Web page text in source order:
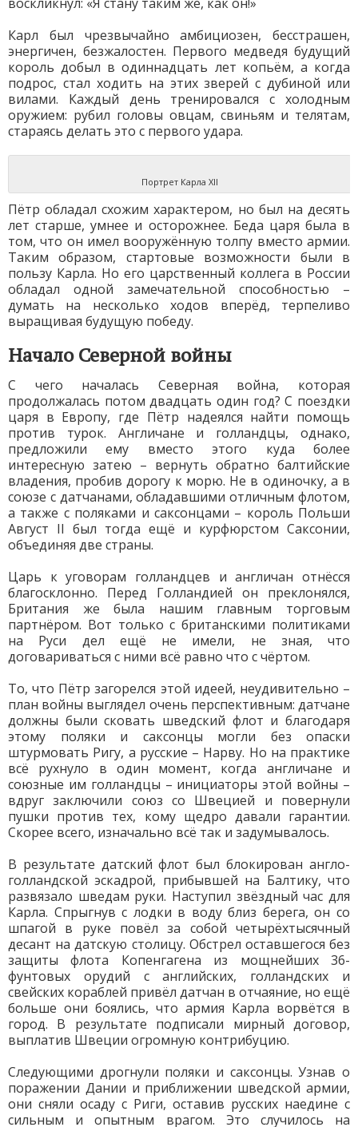
Карл был чрезвычайно амбициозен, бесстрашен,
энергичен, безжалостен. Первого медведя будущий
король добыл в одиннадцать лет копьём, а когда
подрос, стал ходить на этих зверей с дубиной или
вилами. Каждый день тренировался с холодным
оружием: рубил головы овцам, свиньям и телятам,
стараясь делать это с первого удара.
Портрет Карла XII
Пётр обладал схожим характером, но был на десять
лет старше, умнее и осторожнее. Беда царя была в
том, что он имел вооружённую толпу вместо армии.
Таким образом, стартовые возможности были в
пользу Карла. Но его царственный коллега в России
обладал одной замечательной способностью –
думать на несколько ходов вперёд, терпеливо
выращивая будущую победу.
Начало Северной войны
С чего началась Северная война, которая
продолжалась потом двадцать один год? С поездки
царя в Европу, где Пётр надеялся найти помощь
против турок. Англичане и голландцы, однако,
предложили ему вместо этого куда более
интересную затею – вернуть обратно балтийские
владения, пробив дорогу к морю. Не в одиночку, а в
союзе с датчанами, обладавшими отличным флотом,
а также с поляками и саксонцами – король Польши
Август II был тогда ещё и курфюрстом Саксонии,
объединяя две страны.
Царь к уговорам голландцев и англичан отнёсся
благосклонно. Перед Голландией он преклонялся,
Британия же была нашим главным торговым
партнёром. Вот только с британскими политиками
на Руси дел ещё не имели, не зная, что
договариваться с ними всё равно что с чёртом.
То, что Пётр загорелся этой идеей, неудивительно –
план войны выглядел очень перспективным: датчане
должны были сковать шведский флот и благодаря
этому поляки и саксонцы могли без опаски
штурмовать Ригу, а русские – Нарву. Но на практике
всё рухнуло в один момент, когда англичане и
союзные им голландцы – инициаторы этой войны –
вдруг заключили союз со Швецией и повернули
пушки против тех, кому щедро давали гарантии.
Скорее всего, изначально всё так и задумывалось.
В результате датский флот был блокирован англо-
голландской эскадрой, прибывшей на Балтику, что
развязало шведам руки. Наступил звёздный час для
Карла. Спрыгнув с лодки в воду близ берега, он со
шпагой в руке повёл за собой четырёхтысячный
десант на датскую столицу. Обстрел оставшегося без
защиты флота Копенгагена из мощнейших 36-
фунтовых орудий с английских, голландских и
свейских кораблей привёл датчан в отчаяние, но ещё
больше они боялись, что армия Карла ворвётся в
город. В результате подписали мирный договор,
выплатив Швеции огромную контрибуцию.
Следующими дрогнули поляки и саксонцы. Узнав о
поражении Дании и приближении шведской армии,
они сняли осаду с Риги, оставив русских наедине с
сильным и опытным врагом. Это случилось на